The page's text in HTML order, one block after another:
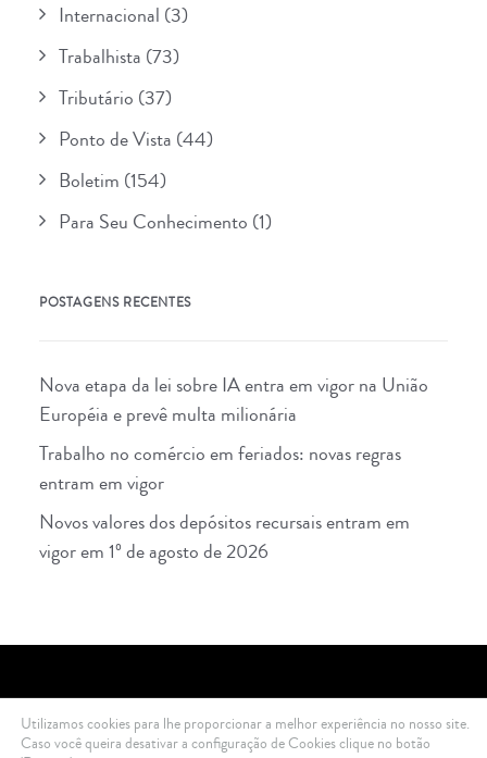
Internacional (3)
Trabalhista (73)
Tributário (37)
Ponto de Vista (44)
Boletim (154)
Para Seu Conhecimento (1)
POSTAGENS RECENTES
Nova etapa da lei sobre IA entra em vigor na União
Européia e prevê multa milionária
Trabalho no comércio em feriados: novas regras
entram em vigor
Novos valores dos depósitos recursais entram em
vigor em 1º de agosto de 2026
2021 Di Ciero Advogados © All rights reserved .Política de Privacidade
Utilizamos cookies para lhe proporcionar a melhor experiência no nosso site.
Caso você queira desativar a configuração de Cookies clique no botão